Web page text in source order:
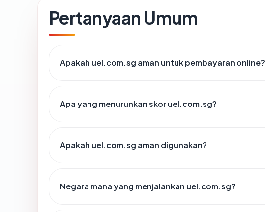
Pertanyaan Umum
Apakah uel.com.sg aman untuk pembayaran online?
Apa yang menurunkan skor uel.com.sg?
Apakah uel.com.sg aman digunakan?
Negara mana yang menjalankan uel.com.sg?